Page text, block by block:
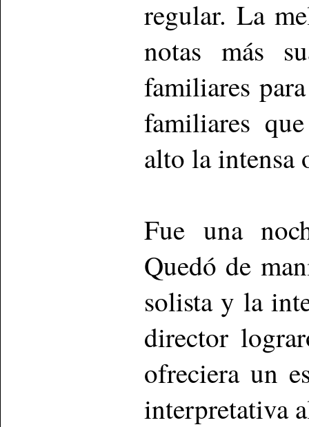
regular. La
notas más
familiares
familiares
alto la intensa
Fue una
Quedó de
solista y la
director
ofreciera un
interpretativa